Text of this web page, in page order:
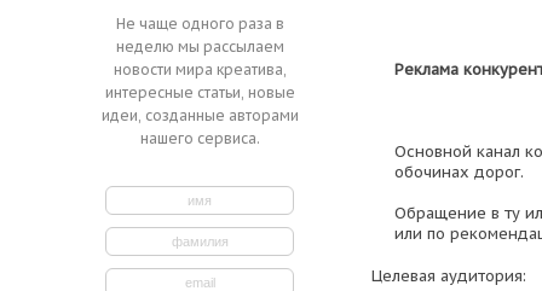
Не чаще одного раза в
неделю мы рассылаем
новости мира креатива,
интересные статьи, новые
идеи, созданные авторами
нашего сервиса.
Реклама
Основной канал
обочинах дорог.
Обращение в ту
или по
Целевая аудитория: